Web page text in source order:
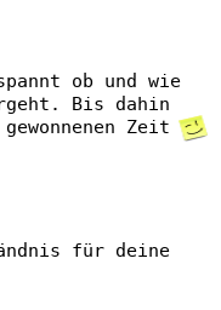
ob und wie
Bis dahin
Zeit
für deine